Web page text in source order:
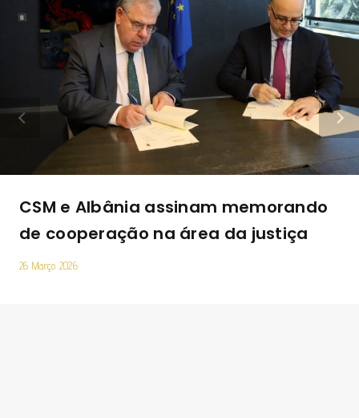
CSM e Albânia assinam memorando
de cooperação na área da justiça
26 Março 2026